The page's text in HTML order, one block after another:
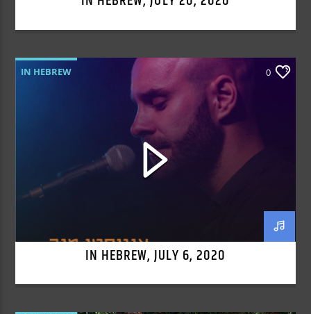
IN HEBREW 0
IN HEBREW, JULY 6, 2020